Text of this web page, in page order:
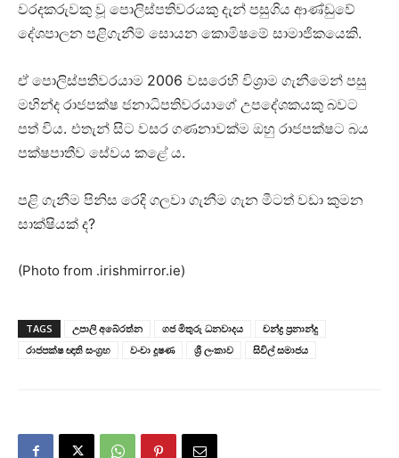
වරදකරුවකු වූ පොලිස්පතිවරයකු දැන් පසුගිය ආණ්ඩුවේ
දේශපාලන පළිගැනීම් සොයන කොමිෂමේ සාමාජිකයෙකි.
ඒ පොලිස්පතිවරයාම 2006 වසරෙහි විශ්‍රාම ගැනීමෙන් පසු
මහින්ද රාජපක්ෂ ජනාධිපතිවරයාගේ උපදේශකයකු බවට
පත් විය. එතැන් සිට වසර ගණනාවක්ම ඔහු රාජපක්ෂට බය
පක්ෂපාතීව සේවය කළේ ය.
පළි ගැනීම පිනිස රෙදි ගලවා ගැනීම ගැන මීටත් වඩා කුමන
සාක්ෂියක් ද?
(Photo from .irishmirror.ie)
TAGS උපාලි අබේරත්න ගජ මිතුරු ධනවාදය
චන්ද්‍ර ප්‍රනාන්දු
රාජපක්ෂ ඥාති සංග්‍රහ
වංචා දූෂණ ශ්‍රී ලංකාව සිවිල් සමාජය